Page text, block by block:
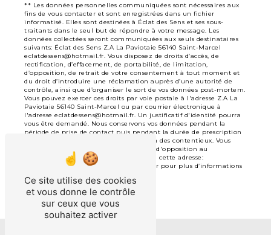
** Les données personnelles communiquées sont nécessaires aux
fins de vous contacter et sont enregistrées dans un fichier
informatisé. Elles sont destinées à Éclat des Sens et ses sous-
traitants dans le seul but de répondre à votre message. Les
données collectées seront communiquées aux seuls destinataires
suivants: Éclat des Sens Z.A La Paviotaie 56140 Saint-Marcel
eclatdessens@hotmail.fr. Vous disposez de droits d’accès, de
rectification, d’effacement, de portabilité, de limitation,
d’opposition, de retrait de votre consentement à tout moment et
du droit d’introduire une réclamation auprès d’une autorité de
contrôle, ainsi que d’organiser le sort de vos données post-mortem.
Vous pouvez exercer ces droits par voie postale à l'adresse Z.A La
Paviotaie 56140 Saint-Marcel ou par courrier électronique à
l'adresse eclatdessens@hotmail.fr. Un justificatif d'identité pourra
vous être demandé. Nous conservons vos données pendant la
période de prise de contact puis pendant la durée de prescription
légale aux fins probatoires et de gestion des contentieux. Vous
avez le droit de vous inscrire sur la liste d'opposition au
démarchage téléphonique, disponible à cette adresse:
Bloctel.gouv.fr
. Consultez le site cnil.fr pour plus d’informations
Ce site utilise des cookies
et vous donne le contrôle
sur ceux que vous
souhaitez activer